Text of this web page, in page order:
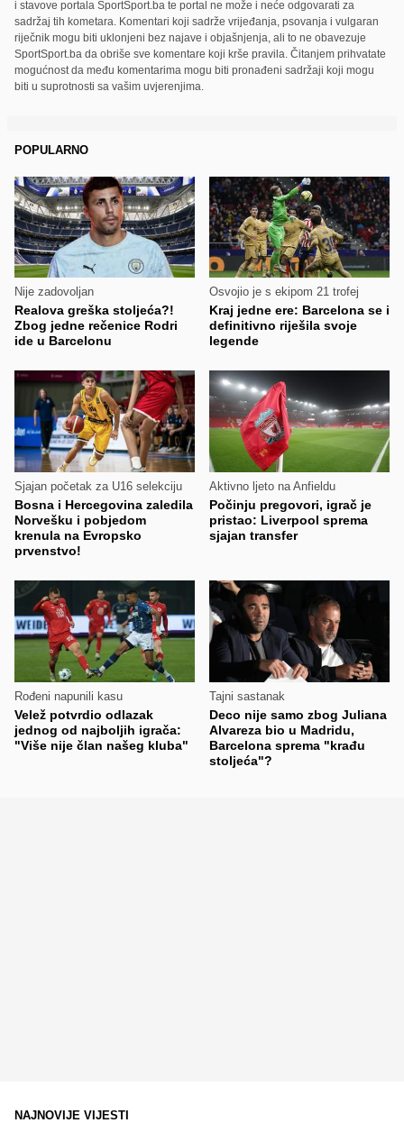
i stavove portala SportSport.ba te portal ne može i neće odgovarati za
sadržaj tih kometara. Komentari koji sadrže vrijeđanja, psovanja i vulgaran
riječnik mogu biti uklonjeni bez najave i objašnjenja, ali to ne obavezuje
SportSport.ba da obriše sve komentare koji krše pravila. Čitanjem prihvatate
mogućnost da među komentarima mogu biti pronađeni sadržaji koji mogu
biti u suprotnosti sa vašim uvjerenjima.
POPULARNO
Nije zadovoljan
Realova greška stoljeća?!
Zbog jedne rečenice Rodri
ide u Barcelonu
Osvojio je s ekipom 21 trofej
Kraj jedne ere: Barcelona se i
definitivno riješila svoje
legende
Sjajan početak za U16 selekciju
Bosna i Hercegovina zaledila
Norvešku i pobjedom
krenula na Evropsko
prvenstvo!
Aktivno ljeto na Anfieldu
Počinju pregovori, igrač je
pristao: Liverpool sprema
sjajan transfer
Rođeni napunili kasu
Velež potvrdio odlazak
jednog od najboljih igrača:
"Više nije član našeg kluba"
Tajni sastanak
Deco nije samo zbog Juliana
Alvareza bio u Madridu,
Barcelona sprema "krađu
stoljeća"?
NAJNOVIJE VIJESTI